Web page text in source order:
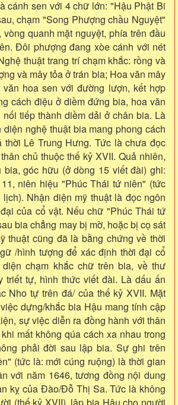
cánh sen với 4 chữ lớn: "Hậu Phật Bi
chạm "Song Phượng chầu Nguyệt"
vòng quanh mặt nguyệt, phía trên đầu
Đôi phượng đang xòe cánh với nét
thuật trang trí chạm khắc: rồng và
và mây tỏa ở trán bia; Hoa văn mây
hoa sen với đường lượn, kết hợp
cách điệu ở diềm đứng bia, hoa văn
tiếp thành diềm dải ở chân bia. Là
nghệ thuật bia mang phong cách
thời Lê Trung Hưng. Tức là chưa đọc
chủ thuộc thế kỷ XVII. Quả nhiên,
bia, góc hữu (ở dòng 15 viết đài) ghi:
niên hiệu "Phúc Thái tứ niên" (tức
Nhận diện mỹ thuật là đọc ngôn
của cổ vật. Nếu chữ "Phúc Thái tứ
bia chẳng may bị mờ, hoặc bị cọ sát
thuật cũng đã là bằng chứng về thời
/hình tượng để xác định thời đại cổ
chạm khắc chữ trên bia, về thư
triết tự, hình thức viết đài. Là dấu ấn
Nho tự trên đá/ của thế kỷ XVII. Mặt
dựng/khắc bia Hậu mang tính cập
sự việc diễn ra đồng hành với thân
mất không qúa cách xa nhau trong
phải đời sau lập bia. Sự ghi trên
(tức là: mới cúng ruộng) là thời gian
với năm 1646, tương đồng nội dung
kỵ của Đào/Đỗ Thị Sa. Tức là không
(thế kỷ XVII), lập bia Hậu cho người